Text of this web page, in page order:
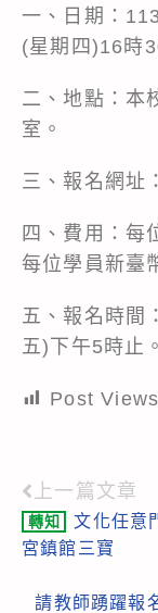
一、日期：
(星期四)16時
二、地點：本
室。
三、報名網址
四、費用：每
每位學員新臺
五、報名時間
五)下午5時止。
Post
Read
more
上一篇文章
轉知
文化任意
宮鎮館三寶
請教師踴躍報